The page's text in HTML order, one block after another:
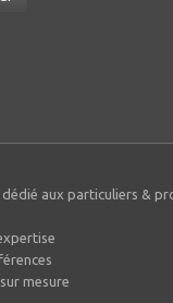
aux particuliers &
mesure